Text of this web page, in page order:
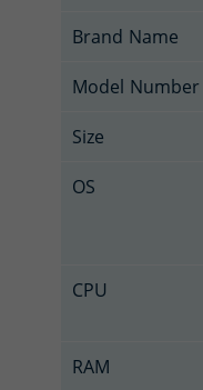
Brand Name
Model Number
Size
OS
CPU
RAM